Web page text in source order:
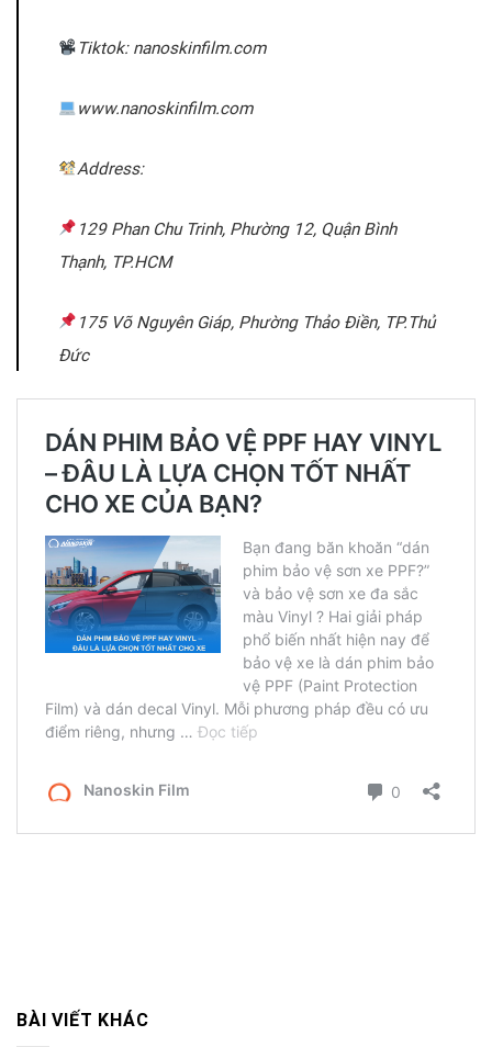
Tiktok: nanoskinfilm.com
www.nanoskinfilm.com
Address:
129 Phan Chu Trinh, Phường 12, Quận Bình
Thạnh, TP.HCM
175 Võ Nguyên Giáp, Phường Thảo Điền, TP.Thủ
Đức
BÀI VIẾT KHÁC